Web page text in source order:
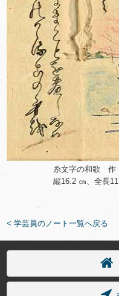
糸文字の和歌 作
縦16.2 ㎝、全長
< 学芸員のノート一覧へ戻る